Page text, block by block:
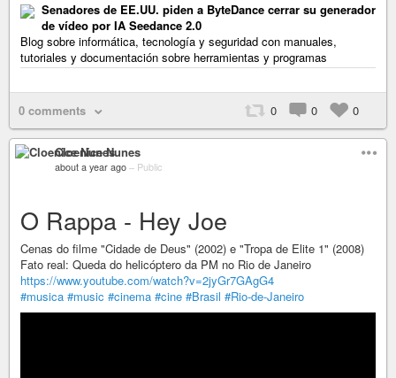
Senadores de EE.UU. piden a ByteDance cerrar su generador
de vídeo por IA Seedance 2.0
Blog sobre informática, tecnología y seguridad con manuales,
tutoriales y documentación sobre herramientas y programas
0 comments 0 0 0
Cloenice Nunes
about a year ago – Public
O Rappa - Hey Joe
Cenas do filme "Cidade de Deus" (2002) e "Tropa de Elite 1" (2008)
Fato real: Queda do helicóptero da PM no Rio de Janeiro
https://www.youtube.com/watch?v=2jyGr7GAgG4
#musica #music #cinema #cine #Brasil #Rio-de-Janeiro